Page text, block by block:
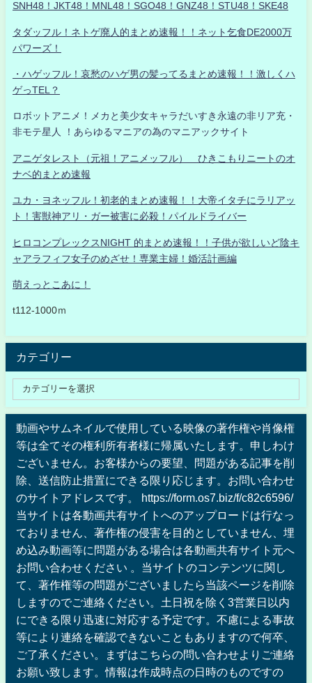
SNH48！JKT48！MNL48！SGO48！GNZ48！STU48！SKE48
タダッフル！ネトゲ廃人的まとめ速報！！ネット乞食DE2000万
パワーズ！
・ハゲッフル！哀愁のハゲ男の髪ってるまとめ速報！！激しくハ
ゲっTEL？
ロボットアニメ！メカと美少女キャラだいすき永遠の非リア充・
非モテ星人 ！あらゆるマニアの為のマニアックサイト
アニゲタレスト（元祖！アニメッフル） ひきこもりニートのオ
ナベ的まとめ速報
ユカ・ヨネッフル！初老的まとめ速報！！大帝イタチにラリアッ
ト！害獣神アリ・ガー被害に必殺！パイルドライバー
ヒロコンプレックスNIGHT 的まとめ速報！！子供が欲しいど陰キ
ャアラフィフ女子のめざせ！専業主婦！婚活計画編
萌えっとこあに！
t112-1000ｍ
カテゴリー
動画やサムネイルで使用している映像の著作権や肖像権
等は全てその権利所有者様に帰属いたします。申しわけ
ございません。お客様からの要望、問題がある記事を削
除、送信防止措置にできる限り応じます。お問い合わせ
のサイトアドレスです。 https://form.os7.biz/f/c82c6596/
当サイトは各動画共有サイトへのアップロードは行なっ
ておりません、著作権の侵害を目的としていません、埋
め込み動画等に問題がある場合は各動画共有サイト元へ
お問い合わせください 。当サイトのコンテンツに関し
て、著作権等の問題がございましたら当該ページを削除
しますのでご連絡ください。土日祝を除く3営業日以内
にできる限り迅速に対応する予定です。不慮による事故
等により連絡を確認できないこともありますので何卒、
ご了承ください。まずはこちらの問い合わせよりご連絡
お願い致します。情報は作成時点の日時のものですの